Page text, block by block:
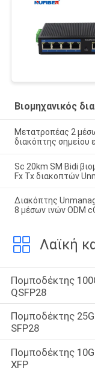
Βιομηχανικός
Μετατροπέας 2
διακόπτης σημείου
Sc 20km SM Bidi
Fx Tx διακοπτών
Διακόπτης
8 μέσων ινών ODM
Λαϊκή
Πομποδέκτης
QSFP28
Πομποδέκτης 25G
SFP28
Πομποδέκτης 10G
XFP